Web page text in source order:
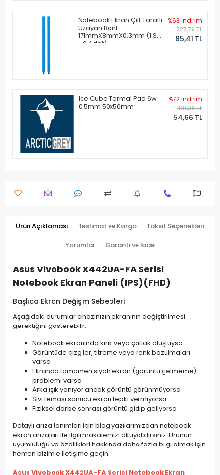
Notebook Ekran Çift Taraflı
Uzayan Bant
171mmX8mmX0.3mm (1 Set
- 2 Adet)
%63 indirim
227,76 TL
85,41 TL
Ice Cube Termal Pad 6w
0.5mm 50x50mm
%72 indirim
198,38 TL
54,66 TL
Ürün Açıklaması Teslimat ve Kargo Taksit Seçenekleri
Yorumlar Garanti ve İade
Asus Vivobook X442UA-FA Serisi
Notebook Ekran Paneli (IPS)(FHD)
Başlıca Ekran Değişim Sebepleri
Aşağıdaki durumlar cihazınızın ekranının değiştirilmesi
gerektiğini gösterebilir:
Notebook ekranında kırık veya çatlak oluştuysa
Görüntüde çizgiler, titreme veya renk bozulmaları
varsa
Ekranda tamamen siyah ekran (görüntü gelmeme)
problemi varsa
Arka ışık yanıyor ancak görüntü görünmüyorsa
Sıvı teması sonucu ekran tepki vermiyorsa
Fiziksel darbe sonrası görüntü gidip geliyorsa
Detaylı arıza tanımları için blog yazılarımızdan notebook
ekran arızaları ile ilgili makalemizi okuyabilirsiniz. Ürünün
uyumluluğu ve özellikleri hakkında daha fazla bilgi almak için
hemen bizimle iletişime geçin.
Asus Vivobook X442UA-FA Serisi Notebook Ekran